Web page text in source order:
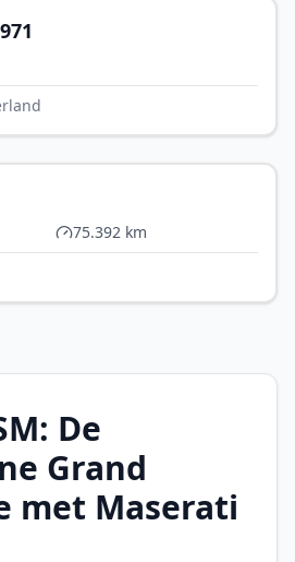
75.392 km
De
Grand
met Maserati